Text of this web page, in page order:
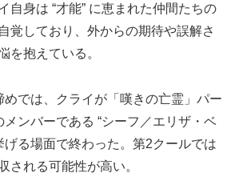
自身は “才能” に恵まれた仲間たちの
覚しており、外からの期待や誤解さ
を抱えている。
めでは、クライが「嘆きの亡霊」パー
メンバーである “シーフ／エリザ・ベ
げる場面で終わった。第2クールでは
される可能性が高い。